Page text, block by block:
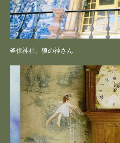
釜伏神社。狼の神さん